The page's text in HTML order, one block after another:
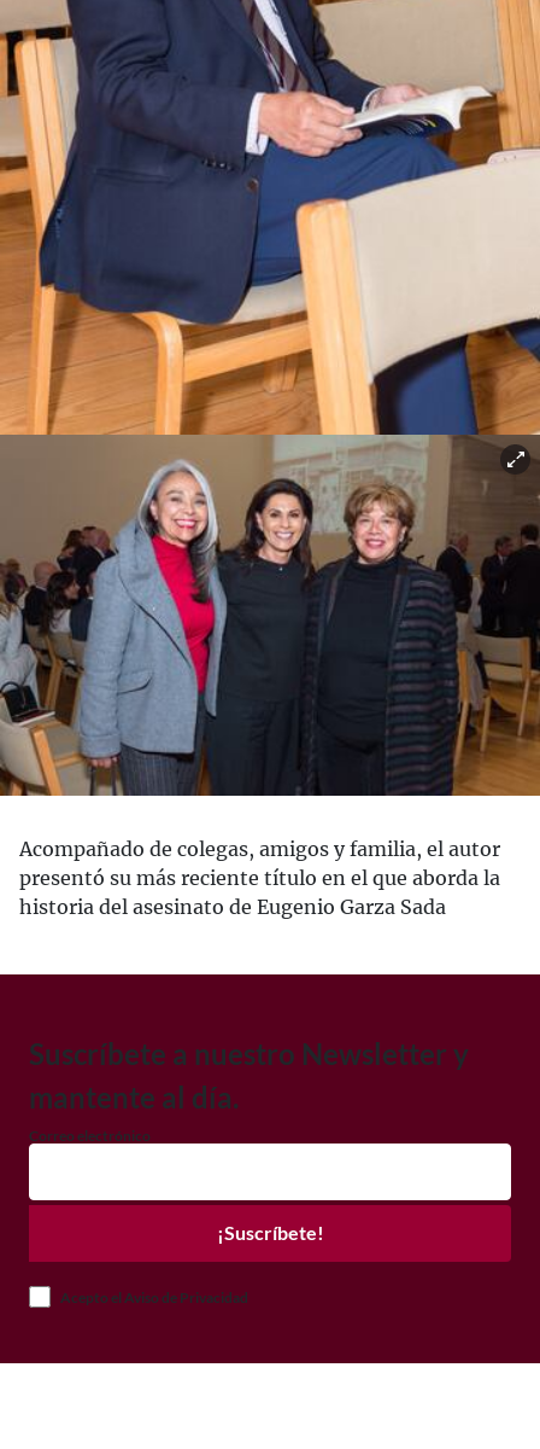
Acompañado de colegas, amigos y familia, el autor
presentó su más reciente título en el que aborda la
historia del asesinato de Eugenio Garza Sada
Suscríbete a nuestro Newsletter y
mantente al día.
Correo electrónico
¡Suscríbete!
Acepto el Aviso de Privacidad